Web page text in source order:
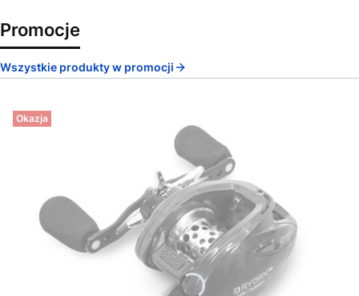
Promocje
Wszystkie produkty w promocji
Okazja